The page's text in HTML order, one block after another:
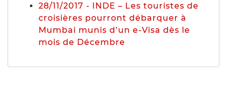
28/11/2017 - INDE – Les touristes de
croisières pourront débarquer à
Mumbai munis d’un e-Visa dès le
mois de Décembre